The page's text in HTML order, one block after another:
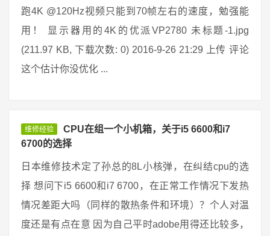
跑4K @120Hz视频只能到70帧左右的速度，勉强能
用！ 显示器用的4K的优派VP2780 未标题-1.jpg
(211.97 KB, 下载次数: 0) 2016-9-26 21:29 上传 评论
这个估计你没优化 ...
维修经验
CPU在组一个小机箱，关于i5 6600和i7
6700的选择
日本维修技术定了孙总的8L小核弹，在纠结cpu的选
择 想问下i5 6600和i7 6700，在正常工作情况下发热
情况差距大吗（同样的散热条件和环境）？个人对温
度还是有点在意 因为自己平时adobe用得还比较多，